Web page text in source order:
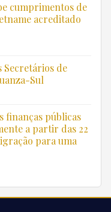
cumprimentos de
acreditado
Secretários de
Sul
finanças públicas
a partir das 22
para uma